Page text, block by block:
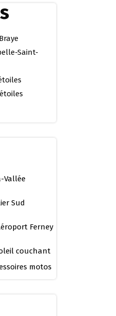
Saint-
Vallée
Sud
Ferney
couchant
motos